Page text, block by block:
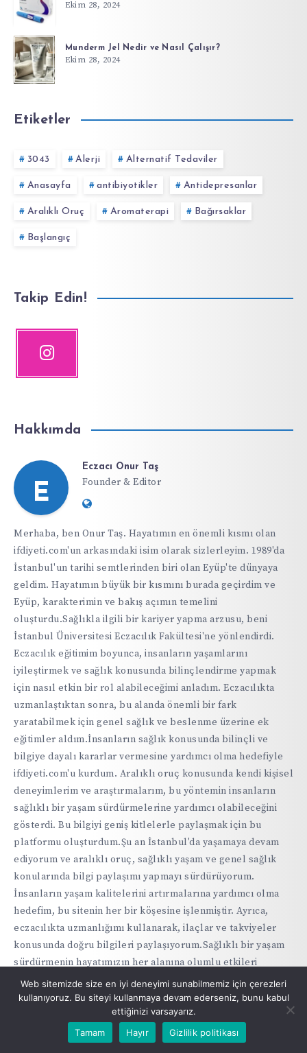
Ekim 28, 2024
Munderm Jel Nedir ve Nasıl Çalışır?
Ekim 28, 2024
Etiketler
3043 Alerji Alternatif Tedaviler
Anasayfa antibiyotikler Antidepresanlar
Aralıklı Oruç Aromaterapi Bağırsaklar
Başlangıç
Takip Edin!
Hakkımda
E
Eczacı Onur Taş
Founder & Editor
Website:
Merhaba, ben Onur Taş. Hayatımın en önemli kısmı olan
ifdiyeti.com'un arkasındaki isim olarak sizlerleyim. 1989'da
İstanbul'un tarihi semtlerinden biri olan Eyüp'te dünyaya
geldim. Hayatımın büyük bir kısmını burada geçirdim ve
Eyüp, karakterimin ve bakış açımın temelini
oluşturdu.Sağlıkla ilgili bir kariyer yapma arzusu, beni
İstanbul Üniversitesi Eczacılık Fakültesi'ne yönlendirdi.
Eczacılık eğitimim boyunca, insanların yaşamlarını
iyileştirmek ve sağlık konusunda bilinçlendirme yapmak
için nasıl etkin bir rol alabileceğimi anladım. Eczacılıkta
uzmanlaştıktan sonra, bu alanda önemli bir fark
yaratabilmek için genel sağlık ve beslenme üzerine ek
eğitimler aldım.İnsanların sağlık konusunda bilinçli ve
bilgiye dayalı kararlar vermesine yardımcı olma hedefiyle
ifdiyeti.com'u kurdum. Aralıklı oruç konusunda kendi kişisel
deneyimlerim ve araştırmalarım, bu yöntemin insanların
sağlıklı bir yaşam sürdürmelerine yardımcı olabileceğini
gösterdi. Bu bilgiyi geniş kitlelerle paylaşmak için bu
platformu oluşturdum.Şu an İstanbul'da yaşamaya devam
ediyorum ve aralıklı oruç, sağlıklı yaşam ve genel sağlık
konularında bilgi paylaşımı yapmayı sürdürüyorum.
İnsanların yaşam kalitelerini artırmalarına yardımcı olma
hedefim, bu sitenin her bir köşesine işlenmiştir. Ayrıca,
eczacılıkta uzmanlığımı kullanarak, ilaçlar ve takviyeler
konusunda doğru bilgileri paylaşıyorum.Sağlıklı bir yaşam
sürdürmenin hayatımızın her alanına olumlu etkileri
olduğuna inanıyorum ve bu inançla ifdiyeti.com'u
büyütmeye ve geliştirmeye devam ediyorum. Hedefim, bu
platformu Türkiye'nin en güvenilir sağlık ve beslenme
kaynaklarından biri haline getirmek.Ben Onur Taş,
Web sitemizde size en iyi deneyimi sunabilmemiz için çerezleri
kullanıyoruz. Bu siteyi kullanmaya devam ederseniz, bunu kabul
ettiğinizi varsayarız.
Tamam
Hayır Gizlilik politikası